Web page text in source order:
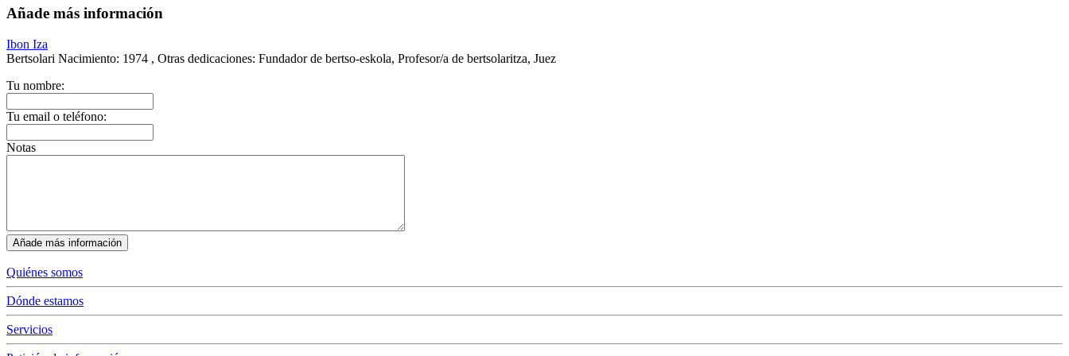
Añade más información
Ibon Iza
Bertsolari Nacimiento: 1974 , Otras dedicaciones: Fundador de bertso-eskola, Profesor/a de bertsolaritza, Juez
Tu nombre:
Tu email o teléfono:
Notas
Quiénes somos
Dónde estamos
Servicios